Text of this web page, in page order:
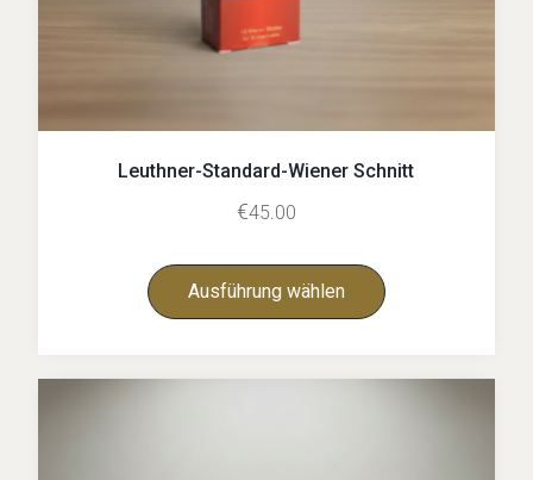
Leuthner-Standard-Wiener Schnitt
€45.00
Ausführung wählen